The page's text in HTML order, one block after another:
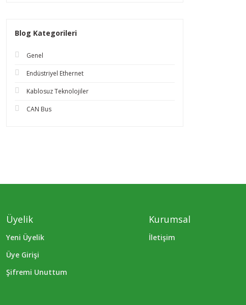
Blog Kategorileri
Genel
Endüstriyel Ethernet
Kablosuz Teknolojiler
CAN Bus
Üyelik
Yeni Üyelik
Üye Girişi
Şifremi Unuttum
Kurumsal
İletişim